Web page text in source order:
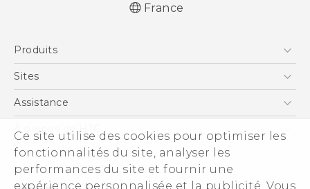
Ce site utilise des cookies pour optimiser les
fonctionnalités du site, analyser les
performances du site et fournir une
expérience personnalisée et la publicité. Vous
réglementation
English - Safety and regulatory guide
France
Produits
Smartphones
Vive
Accessoires
Sites
HTC Vive
HTC Pro
Assistance
eCommerce Support
À propos de HTC
ESG
Informations sur la société